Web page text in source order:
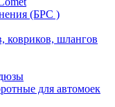
(БРС )
ковриков, шлангов
для автомоек